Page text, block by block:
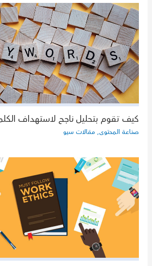
كيف تقوم بتحليل ناجح لاستهداف
صناعة المحتوى, مقالات سيو